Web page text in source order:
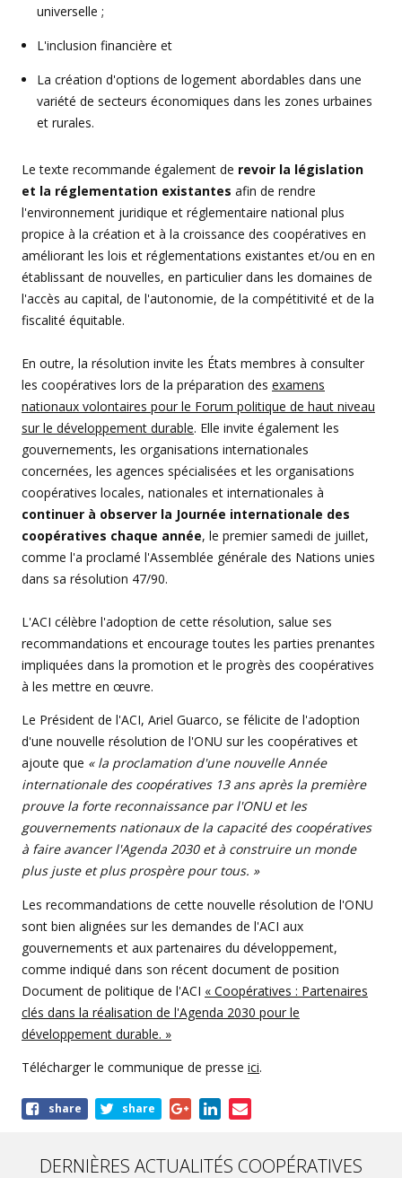
universelle ;
L'inclusion financière et
La création d'options de logement abordables dans une
variété de secteurs économiques dans les zones urbaines
et rurales.
Le texte recommande également de revoir la législation
et la réglementation existantes afin de rendre
l'environnement juridique et réglementaire national plus
propice à la création et à la croissance des coopératives en
améliorant les lois et réglementations existantes et/ou en en
établissant de nouvelles, en particulier dans les domaines de
l'accès au capital, de l'autonomie, de la compétitivité et de la
fiscalité équitable.
En outre, la résolution invite les États membres à consulter
les coopératives lors de la préparation des examens
nationaux volontaires pour le Forum politique de haut niveau
sur le développement durable. Elle invite également les
gouvernements, les organisations internationales
concernées, les agences spécialisées et les organisations
coopératives locales, nationales et internationales à
continuer à observer la Journée internationale des
coopératives chaque année, le premier samedi de juillet,
comme l'a proclamé l'Assemblée générale des Nations unies
dans sa résolution 47/90.
L'ACI célèbre l'adoption de cette résolution, salue ses
recommandations et encourage toutes les parties prenantes
impliquées dans la promotion et le progrès des coopératives
à les mettre en œuvre.
Le Président de l'ACI, Ariel Guarco, se félicite de l'adoption
d'une nouvelle résolution de l'ONU sur les coopératives et
ajoute que « la proclamation d'une nouvelle Année
internationale des coopératives 13 ans après la première
prouve la forte reconnaissance par l'ONU et les
gouvernements nationaux de la capacité des coopératives
à faire avancer l'Agenda 2030 et à construire un monde
plus juste et plus prospère pour tous. »
Les recommandations de cette nouvelle résolution de l'ONU
sont bien alignées sur les demandes de l'ACI aux
gouvernements et aux partenaires du développement,
comme indiqué dans son récent document de position
Document de politique de l'ACI « Coopératives : Partenaires
clés dans la réalisation de l'Agenda 2030 pour le
développement durable. »
Télécharger le communique de presse ici.
Shareshare share
DERNIÈRES ACTUALITÉS COOPÉRATIVES